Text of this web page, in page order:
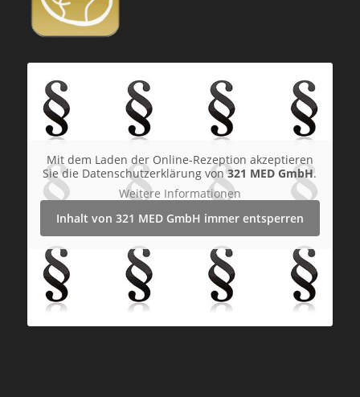
Mit dem Laden der Online-Rezeption akzeptieren
Sie die Datenschutzerklärung von321 MED GmbH.
Weitere Informationen
Inhalt von 321 MED GmbH immer entsperren